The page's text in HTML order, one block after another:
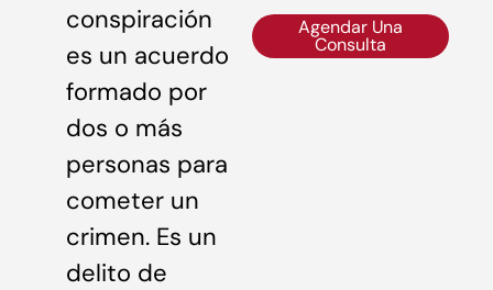
conspiración
es un acuerdo
formado por
dos o más
personas para
cometer un
crimen. Es un
delito de
Agendar Una
Consulta